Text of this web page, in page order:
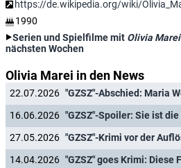
https://de.wikipedia.org/wiki/
1990
Serien und Spielfilme mit Olivia Marei
nächsten Wochen
Olivia Marei in den News
22.07.2026
16.06.2026
27.05.2026
14.04.2026